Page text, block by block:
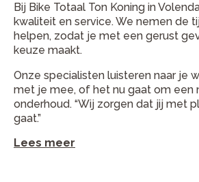
Bij Bike Totaal Ton Koning in
kwaliteit en service. We nemen de
helpen, zodat je met een gerust
keuze maakt.
Onze specialisten luisteren naar je
met je mee, of het nu gaat om een
onderhoud. “Wij zorgen dat jij met
gaat.”
Lees meer